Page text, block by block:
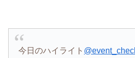
今日のハイライト